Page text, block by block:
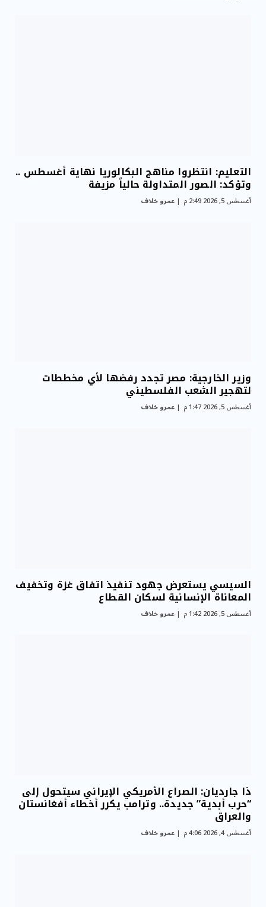
التعليم: انتظروا مناهج البكالوريا نهاية أغسطس ..
وتؤكد: الصور المتداولة حالياً مزيفة
أغسطس 5, 2026 2:49 م عمرو خلاف
وزير الخارجية: مصر تجدد رفضها لأي مخططات
لتهجير الشعب الفلسطيني
أغسطس 5, 2026 1:47 م عمرو خلاف
السيسي يستعرض جهود تنفيذ اتفاق غزة وتخفيف
المعاناة الإنسانية لسكان القطاع
أغسطس 5, 2026 1:42 م عمرو خلاف
ذا جارديان: الصراع الأمريكي الإيراني سيتحول إلى
“حرب أبدية” جديدة.. وترامب يكرر أخطاء أفغانستان
والعراق
أغسطس 4, 2026 4:06 م عمرو خلاف